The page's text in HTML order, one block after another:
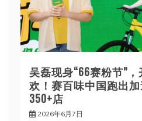
吴磊现身“66赛粉节”
欢！赛百味中国跑出
350+店
2026年6月7日